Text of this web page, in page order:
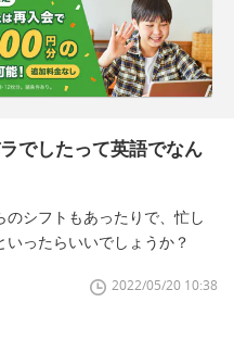
でしたって英語でなん
シフトもあったりで、忙し
ったらいいでしょうか？
2022/05/20 10:38